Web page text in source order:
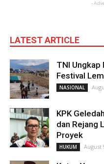
-
LATEST ARTICLE
TNI Ungkap
Festival
NASIONAL
KPK
dan Rejang
Proyek
HUKUM August